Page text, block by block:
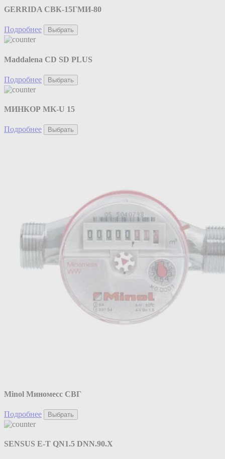
GERRIDA СВК-15ГМИ-80
Подробнее Выбрать
Maddalena CD SD PLUS
Подробнее Выбрать
МИНКОР MK-U 15
Подробнее Выбрать
Minol Миномесс СВГ
Подробнее Выбрать
SENSUS E-T QN1.5 DNN.90.X